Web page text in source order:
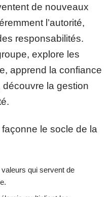
de nouveaux
l’autorité,
responsabilités.
explore les
apprend la confiance
découvre la gestion
le socle de la
qui servent de